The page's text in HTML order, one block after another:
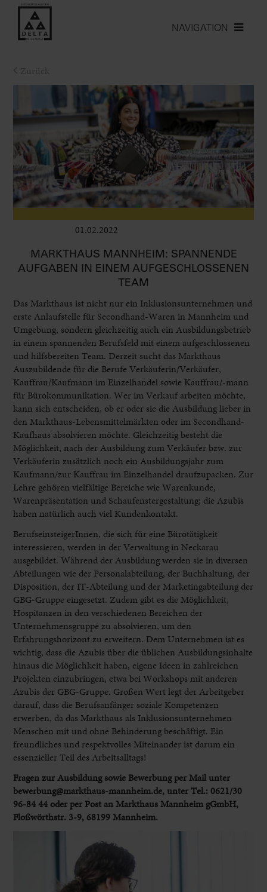
NAVIGATION
01.02.2022
MARKTHAUS MANNHEIM: SPANNENDE
AUFGABEN IN EINEM AUFGESCHLOSSENEN
TEAM
Das Markthaus ist nicht nur ein Inklusionsunternehmen und
erste Anlaufstelle für Secondhand-Waren in Mannheim und
Umgebung, sondern gleichzeitig auch ein Ausbildungsbetrieb
in einem spannenden Berufsfeld mit einem aufgeschlossenen
und hilfsbereiten Team. Derzeit sucht das Markthaus
Auszubildende für die Berufe Verkäuferin/Verkäufer,
Kauffrau/Kaufmann im Einzelhandel sowie Kauffrau/-mann
für Bürokommunikation. Wer im Verkauf arbeiten möchte,
kann sich entscheiden, ob er oder sie die Ausbildung lieber in
den Markthaus-Lebensmittelmärkten oder im Secondhand-
Kaufhaus absolvieren möchte. Gleichzeitig besteht die
Möglichkeit, nach der Ausbildung zum Verkäufer bzw. zur
Verkäuferin zusätzlich noch ein Ausbildungsjahr zum
Kaufmann/zur Kauffrau im Einzelhandel draufzupacken. Zur
Lehre gehören vielfältige Bereiche wie Warenkunde,
Warenpräsentation und Schaufenstergestaltung; die Azubis
haben natürlich auch viel Kundenkontakt.
BerufseinsteigerInnen, die sich für eine Bürotätigkeit
interessieren, werden in der Verwaltung in Neckarau
ausgebildet. Während der Ausbildung werden sie in diversen
Abteilungen wie der Personalabteilung, der Buchhaltung, der
Disposition, der IT-Abteilung und der Marketingabteilung der
GBG-Gruppe eingesetzt. Zudem gibt es die Möglichkeit,
Hospitanzen in den verschiedenen Bereichen der
Unternehmensgruppe zu absolvieren, um den
Erfahrungshorizont zu erweitern. Dem Unternehmen ist es
wichtig, dass die Azubis über die üblichen Ausbildungsinhalte
hinaus die Möglichkeit haben, eigene Ideen in zahlreichen
Projekten einzubringen, etwa bei Workshops mit anderen
Azubis der GBG-Gruppe. Großen Wert legt der Arbeitgeber
darauf, dass die Berufsanfänger soziale Kompetenzen
erwerben, da das Markthaus als Inklusionsunternehmen
Menschen mit und ohne Behinderung beschäftigt. Ein
freundliches und respektvolles Miteinander ist darum ein
essenzieller Teil des Arbeitsalltags!
Fragen zur Ausbildung sowie Bewerbung per Mail unter
bewerbung@markthaus-mannheim.de, unter Tel.: 0621/30
96-84 44 oder per Post an Markthaus Mannheim gGmbH,
Floßwörthstr. 3-9, 68199 Mannheim.